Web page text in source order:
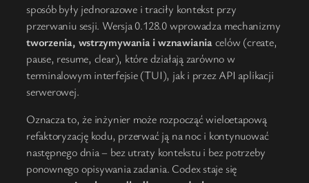
sposób były jednorazowe i traciły kontekst przy
przerwaniu sesji. Wersja 0.128.0 wprowadza mechanizmy
tworzenia, wstrzymywania i wznawianiacelów (create,
pause, resume, clear), które działają zarówno w
terminalowym interfejsie (TUI), jak i przez API aplikacji
serwerowej.
Oznacza to, że inżynier może rozpocząć wieloetapową
refaktoryzację kodu, przerwać ją na noc i kontynuować
następnego dnia – bez utraty kontekstu i bez potrzeby
ponownego opisywania zadania. Codex staje się